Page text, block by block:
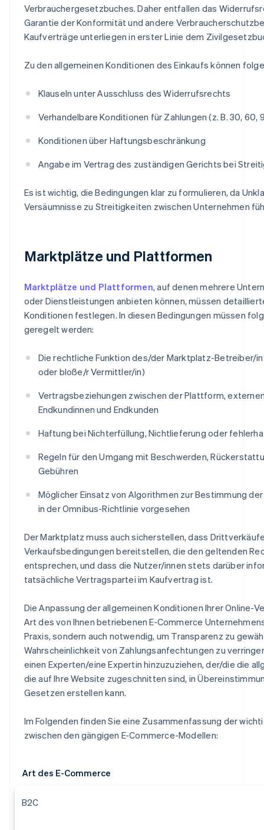
Verbrauchergesetzbuches. Daher entfallen das
Garantie der Konformität und andere
Kaufverträge unterliegen in erster Linie dem
Zu den allgemeinen Konditionen des Einkaufs können
Klauseln unter Ausschluss des Widerrufsrechts
Verhandelbare Konditionen für Zahlungen (z. B. 30, 60,
Konditionen über Haftungsbeschränkung
Angabe im Vertrag des zuständigen Gerichts bei
Es ist wichtig, die Bedingungen klar zu formulieren, da
Versäumnisse zu Streitigkeiten zwischen Unternehmen
Marktplätze und Plattformen
Marktplätze und Plattformen, auf denen mehrere
oder Dienstleistungen anbieten können, müssen
Konditionen festlegen. In diesen Bedingungen müssen
geregelt werden:
Die rechtliche Funktion des/der Marktplatz-Betreiber/
oder bloße/r Vermittler/in)
Vertragsbeziehungen zwischen der Plattform,
Endkundinnen und Endkunden
Haftung bei Nichterfüllung, Nichtlieferung oder
Regeln für den Umgang mit Beschwerden,
Gebühren
Möglicher Einsatz von Algorithmen zur Bestimmung
in der Omnibus-Richtlinie vorgesehen
Der Marktplatz muss auch sicherstellen, dass
Verkaufsbedingungen bereitstellen, die den geltenden
entsprechen, und dass die Nutzer/innen stets darüber
tatsächliche Vertragspartei im Kaufvertrag ist.
Die Anpassung der allgemeinen Konditionen Ihrer Online-
Art des von Ihnen betriebenen E-Commerce
Praxis, sondern auch notwendig, um Transparenz zu
Wahrscheinlichkeit von Zahlungsanfechtungen zu
einen Experten/eine Expertin hinzuzuziehen, der/die die
die auf Ihre Website zugeschnitten sind, in
Gesetzen erstellen kann.
Im Folgenden finden Sie eine Zusammenfassung der
zwischen den gängigen E-Commerce-Modellen:
Art des E-Commerce
B2C